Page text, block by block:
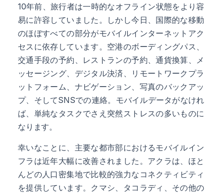
10年前、旅行者は一時的なオフライン状態をより容
易に許容していました。しかし今日、国際的な移動
のほぼすべての部分がモバイルインターネットアク
セスに依存しています。空港のボーディングパス、
交通手段の予約、レストランの予約、通貨換算、メ
ッセージング、デジタル決済、リモートワークプラ
ットフォーム、ナビゲーション、写真のバックアッ
プ、そしてSNSでの連絡。モバイルデータがなけれ
ば、単純なタスクでさえ突然ストレスの多いものに
なります。
幸いなことに、主要な都市部におけるモバイルイン
フラは近年大幅に改善されました。アクラは、ほと
んどの人口密集地で比較的強力なコネクティビティ
を提供しています。クマシ、タコラディ、その他の